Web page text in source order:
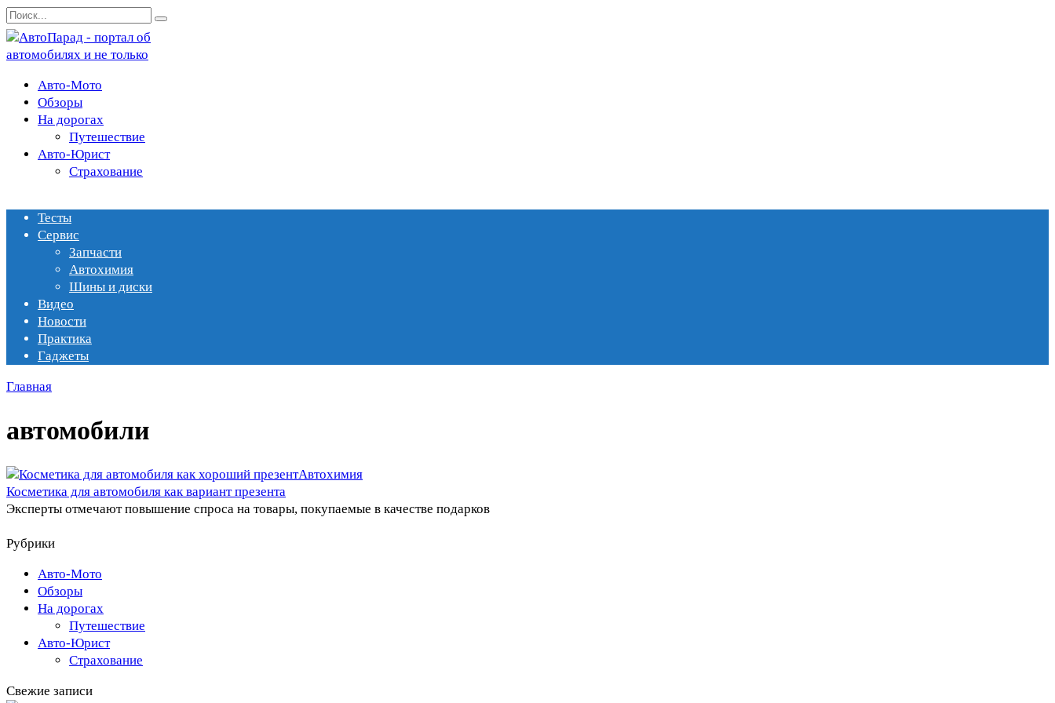
Перейти
к
содержанию
Search
for:
Авто-Мото
Обзоры
На дорогах
Путешествие
Авто-Юрист
Страхование
Тесты
Сервис
Запчасти
Автохимия
Шины и диски
Видео
Новости
Практика
Гаджеты
Главная
автомобили
Автохимия
Косметика для автомобиля как вариант презента
Эксперты отмечают повышение спроса на товары, покупаемые в качестве подарков
Рубрики
Авто-Мото
Обзоры
На дорогах
Путешествие
Авто-Юрист
Страхование
Свежие записи